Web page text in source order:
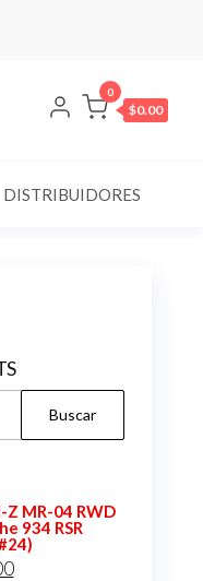
0
$0.00
DISTRIBUIDORES
Z MR-04 RWD
934 RSR
El